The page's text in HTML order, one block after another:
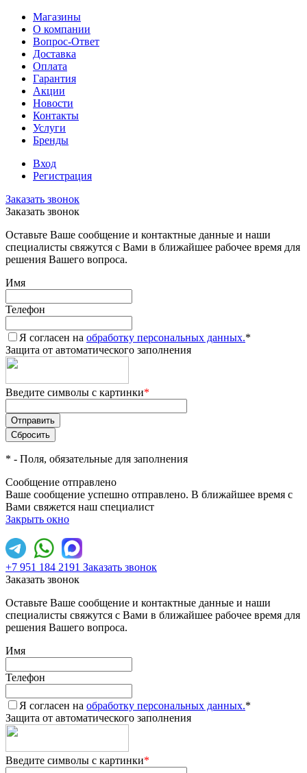
Магазины
О компании
Вопрос-Ответ
Доставка
Оплата
Гарантия
Акции
Новости
Контакты
Услуги
Бренды
Вход
Регистрация
Заказать звонок
Заказать звонок
Оставьте Ваше сообщение и контактные данные и наши
специалисты свяжутся с Вами в ближайшее рабочее время для
решения Вашего вопроса.
Имя
Телефон
Я согласен на обработку персональных данных.*
Защита от автоматического заполнения
Введите символы с картинки*
* - Поля, обязательные для заполнения
Сообщение отправлено
Ваше сообщение успешно отправлено. В ближайшее время с
Вами свяжется наш специалист
Закрыть окно
+7 951 184 2191 Заказать звонок
Заказать звонок
Оставьте Ваше сообщение и контактные данные и наши
специалисты свяжутся с Вами в ближайшее рабочее время для
решения Вашего вопроса.
Имя
Телефон
Я согласен на обработку персональных данных.*
Защита от автоматического заполнения
Введите символы с картинки*